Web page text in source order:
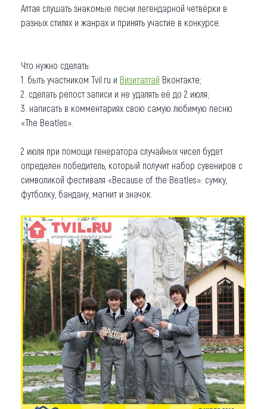
Алтая слушать знакомые песни легендарной четвёрки в
разных стилях и жанрах и принять участие в конкурсе.
Что нужно сделать:
1. быть участником Tvil.ru и Визиталтай Вконтакте;
2. сделать репост записи и не удалять её до 2 июля;
3. написать в комментариях свою самую любимую песню
«The Beatles».
2 июля при помощи генератора случайных чисел будет
определен победитель, который получит набор сувениров с
символикой фестиваля «Because of the Beatles»: сумку,
футболку, бандану, магнит и значок.